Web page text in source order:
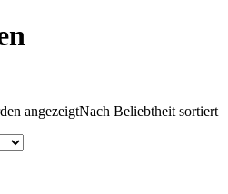
angezeigtNach Beliebtheit sortiert